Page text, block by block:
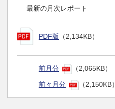
最新の月次レポート
PDF版 （2,134KB）
前月分 （2,065KB）
前々月分 （2,150KB）